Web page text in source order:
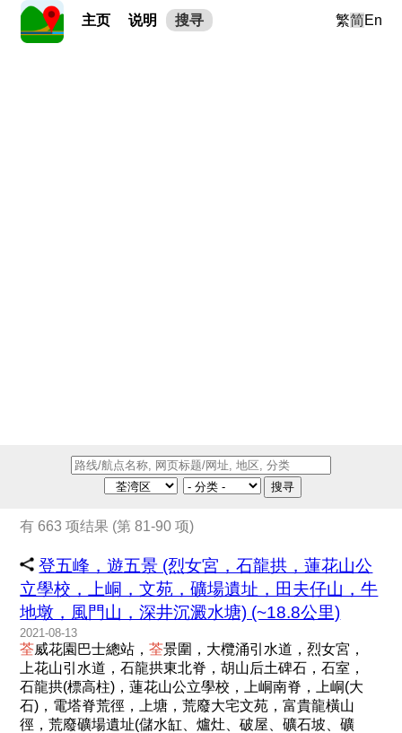
主页 说明 搜寻 繁简En
搜寻
有 663 项结果 (第 81-90 项)
登五峰，遊五景 (烈女宮，石龍拱，蓮花山公
立學校，上峒，文苑，礦場遺址，田夫仔山，牛
地墩，風門山，深井沉澱水塘) (~18.8公里)
2021-08-13
荃威花園巴士總站，荃景圍，大欖涌引水道，烈女宮，
上花山引水道，石龍拱東北脊，胡山后土碑石，石室，
石龍拱(標高柱)，蓮花山公立學校，上峒南脊，上峒(大
石)，電塔脊荒徑，上塘，荒廢大宅文苑，富貴龍橫山
徑，荒廢礦場遺址(儲水缸、爐灶、破屋、礦石坡、礦